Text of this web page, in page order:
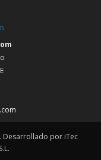
Desarrollado por iTec